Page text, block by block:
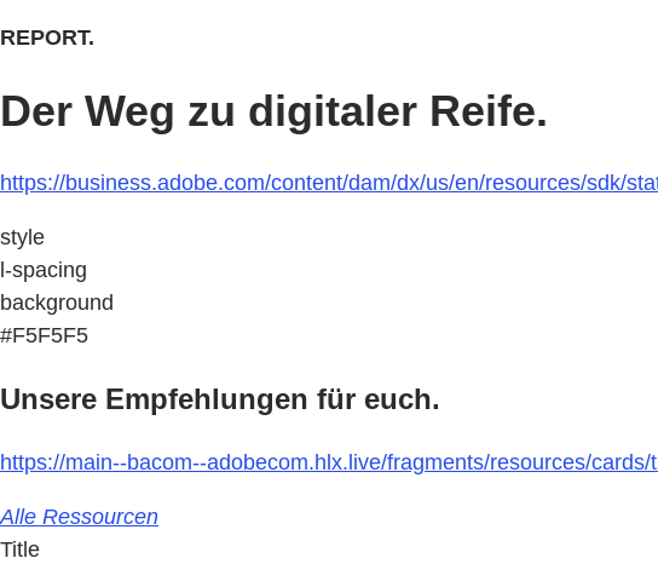
REPORT.
Der Weg zu digitaler Reife.
https://business.adobe.com/content/dam/dx/us/en/resources/sdk/
style
l-spacing
background
#F5F5F5
Unsere Empfehlungen für euch.
https://main--bacom--adobecom.hlx.live/fragments/resources/
Alle Ressourcen
Title